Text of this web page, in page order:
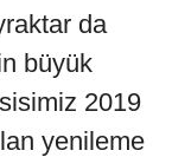
da
büyük
2019
yenileme